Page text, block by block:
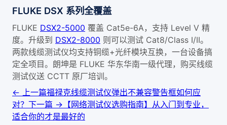
FLUKE DSX 系列全覆盖
FLUKE DSX2-5000 覆盖 Cat5e-6A，支持 Level V 精
度。升级到 DSX2-8000 则可以测试 Cat8/Class I/II。
两款线缆测试仪均支持铜缆+光纤模块互换，一台设备搞
定全项目。朗坤是 FLUKE 华东华南一级代理，购买线缆
测试仪送 CCTT 原厂培训。
← 上一篇福禄克线缆测试仪弹出不兼容警告框如何应
对？ 下一篇 → 【网络测试仪选购指南】从入门到专业，
适合你的才是最好的